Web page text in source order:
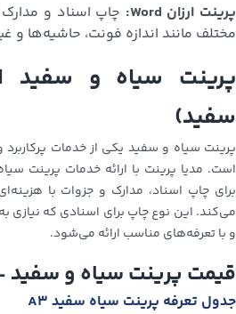
پرینت ارزان Word:
مختلف مانند اندازه فونت، حاشیه‌ها و
پرینت سیاه و سفید
سفید)
پرینت سیاه و سفید یکی از خدمات
است. مدیا پرینت با ارائه خدمات پرینت
برای چاپ اسناد، مدارک و جزوات با
می‌کند. این نوع چاپ برای اسنادی که نیازی
و با تعرفه‌های مناسب ارائه می‌شود.
قیمت پرینت سیاه و سفید
جدول تعرفه پرینت سیاه سفید A3